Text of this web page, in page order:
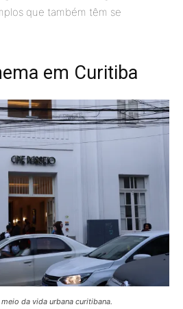
que também têm se
em Curitiba
da vida urbana curitibana.